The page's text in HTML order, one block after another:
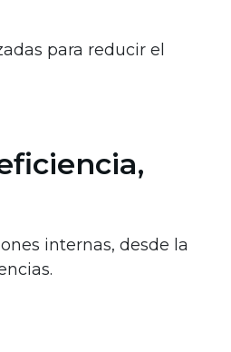
para reducir el
internas, desde la